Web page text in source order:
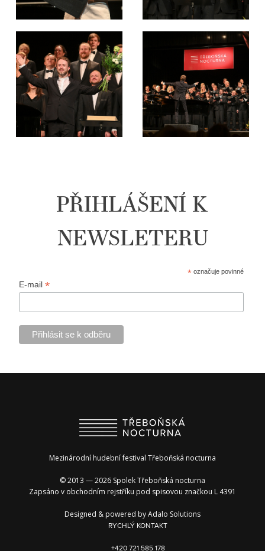
PŘIHLÁŠENÍ K
NEWSLETERU
* označuje povinné
E-mail*
Mezinárodní hudební festival Třeboňská nocturna
© 2013 — 2026 Spolek Třeboňská nocturna
Zapsáno v obchodním rejstříku pod spisovou značkou L 4391
Designed & powered byAdalo Solutions
RYCHLÝ KONTAKT
+420 721 585 178